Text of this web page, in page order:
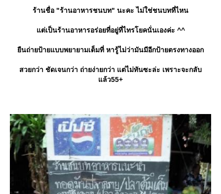
ร้านชื่อ "ร้านอาหารชนบท" นะคะ ไม่ใช่ชนบทที่ไหน
ต่เป็นร้านอาหารอร่อยที่อยู่ที่ไทรโยคนั่นเองค่ะ ^^
ืนถ่ายป้ายแบบพยายามเต็มที่ หารู้ไม่ว่ามันมีอีกป้ายตรงทางออก
สวยกว่า ชัดเจนกว่า ถ่ายง่ายกว่า แต่ไม่ทันซะล่ะ เพราะจะกลับ
ล้ว55+